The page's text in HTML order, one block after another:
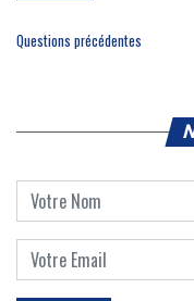
Questions précédentes